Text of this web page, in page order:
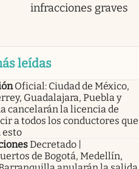
infracciones graves
leídas
Oficial: Ciudad de México,
Guadalajara, Puebla y
cancelarán la licencia de
a todos los conductores que
esto
Decretado |
de Bogotá, Medellín,